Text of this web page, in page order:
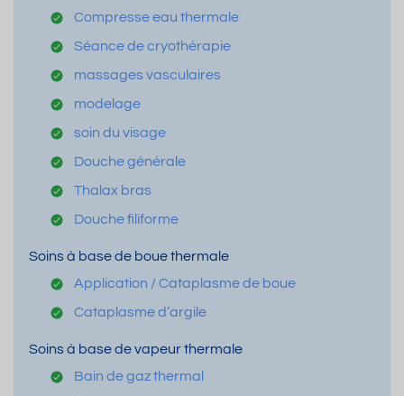
Compresse eau thermale
Séance de cryothérapie
massages vasculaires
modelage
soin du visage
Douche générale
Thalax bras
Douche filiforme
Soins à base de boue thermale
Application / Cataplasme de boue
Cataplasme d’argile
Soins à base de vapeur thermale
Bain de gaz thermal